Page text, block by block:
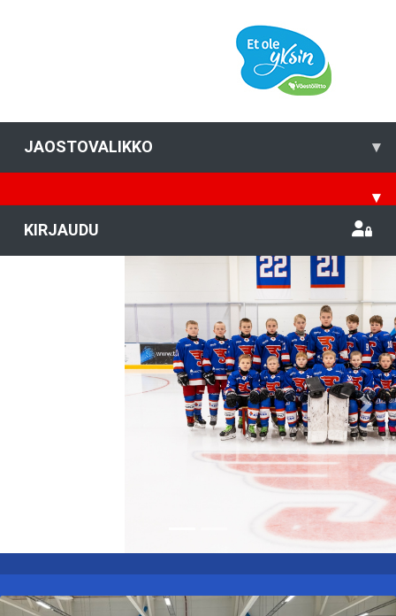
JAOSTOVALIKKO ▾
▾
KIRJAUDU